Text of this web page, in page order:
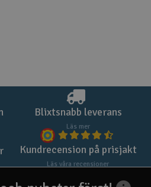
Blixtsnabb leverans
Läs mer
Kundrecension på prisjakt
Läs våra recensioner